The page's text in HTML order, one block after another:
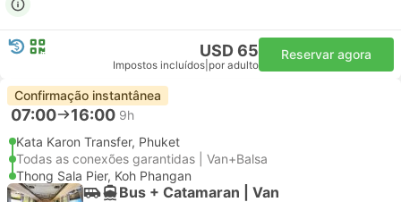
USD 65
Impostos incluídos por adulto
Reservar agora
Confirmação instantânea
07:00 16:00 9h
Kata Karon Transfer, Phuket
Todas as conexões garantidas | Van+Balsa
Thong Sala Pier, Koh Phangan
Bus + Catamaran | Van